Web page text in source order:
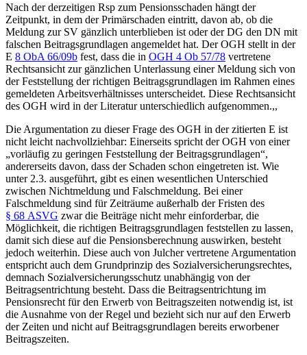
Nach der derzeitigen Rsp zum Pensionsschaden hängt der
Zeitpunkt, in dem der Primärschaden eintritt, davon ab, ob die
Meldung zur SV gänzlich unterblieben ist oder der DG den DN mit
falschen Beitragsgrundlagen angemeldet hat. Der OGH stellt in der
E 8 ObA 66/09b fest, dass die in OGH 4 Ob 57/78 vertretene
Rechtsansicht zur gänzlichen Unterlassung einer Meldung sich von
der Feststellung der richtigen Beitragsgrundlagen im Rahmen eines
gemeldeten Arbeitsverhältnisses unterscheidet. Diese Rechtsansicht
des OGH wird in der Literatur unterschiedlich aufgenommen.,,
Die Argumentation zu dieser Frage des OGH in der zitierten E ist
nicht leicht nachvollziehbar: Einerseits spricht der OGH von einer
„vorläufig zu geringen Feststellung der Beitragsgrundlagen“,
andererseits davon, dass der Schaden schon eingetreten ist. Wie
unter 2.3. ausgeführt, gibt es einen wesentlichen Unterschied
zwischen Nichtmeldung und Falschmeldung. Bei einer
Falschmeldung sind für Zeiträume außerhalb der Fristen des
§ 68 ASVG zwar die Beiträge nicht mehr einforderbar, die
Möglichkeit, die richtigen Beitragsgrundlagen feststellen zu lassen,
damit sich diese auf die Pensionsberechnung auswirken, besteht
jedoch weiterhin. Diese auch von Julchervertretene Argumentation
entspricht auch dem Grundprinzip des Sozialversicherungsrechtes,
demnach Sozialversicherungsschutz unabhängig von der
Beitragsentrichtung besteht. Dass die Beitragsentrichtung im
Pensionsrecht für den Erwerb von Beitragszeiten notwendig ist, ist
die Ausnahme von der Regel und bezieht sich nur auf den Erwerb
der Zeiten und nicht auf Beitragsgrundlagen bereits erworbener
Beitragszeiten.